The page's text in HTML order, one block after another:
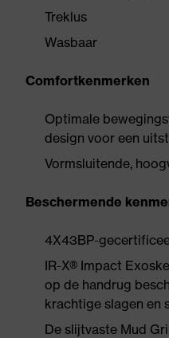
Treklus
Wasbaar
Comfortkenmerken
Optimale
design voor een
Vormsluitende,
Beschermende
4X43BP-
IR-X® Impact
op de handrug
krachtige slagen en
De slijtvaste Mud